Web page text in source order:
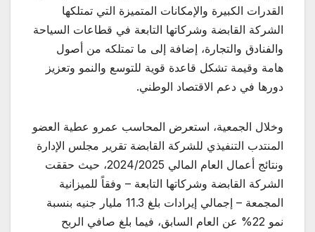
القدرات الكبيرة والإمكانات المتميزة التي تمتلكها
الشركة القابضة وشركاتها التابعة في قطاعات السياحة
والفنادق والتجارة، إضافة إلى ما تمتلكه من أصول
هامة وقيمة تشكل قاعدة قوية للتوسع والنمو وتعزيز
دورها في دعم الاقتصاد الوطني.
وخلال الجمعية، استعرض المحاسب عمرو عطية العضو
المنتدب التنفيذي للشركة القابضة تقرير مجلس الإدارة
ونتائج أعمال العام المالي 2024/2025، حيث حققت
الشركة القابضة وشركاتها التابعة – وفقاً للميزانية
المجمعة – إجمالي إيرادات بلغ 11.3 مليار جنيه بنسبة
نمو 22% عن العام السابق، فيما بلغ صافي الربح